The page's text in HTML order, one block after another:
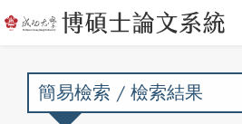
簡易檢索 / 檢索結果